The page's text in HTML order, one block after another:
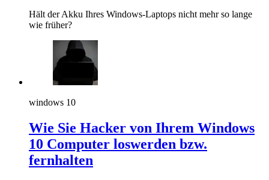
Hält der Akku Ihres Windows-Laptops nicht mehr so lange
wie früher?
windows 10
Wie Sie Hacker von Ihrem Windows
10 Computer loswerden bzw.
fernhalten